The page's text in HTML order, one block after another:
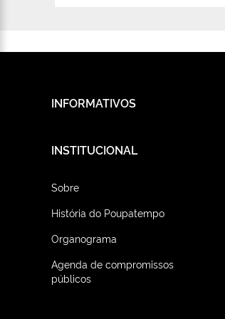
INFORMATIVOS
INSTITUCIONAL
Sobre
História do Poupatempo
Organograma
Agenda de compromissos
públicos